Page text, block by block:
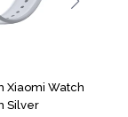
Xiaomi Watch
Silver